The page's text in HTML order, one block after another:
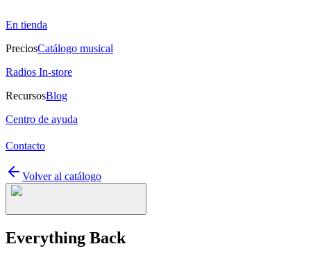
En tienda
PreciosCatálogo musical
Radios In-store
RecursosBlog
Centro de ayuda
Contacto
Volver al catálogo
Everything Back